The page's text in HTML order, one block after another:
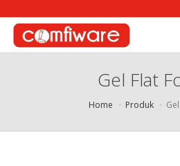
Gel Flat
Home Produk